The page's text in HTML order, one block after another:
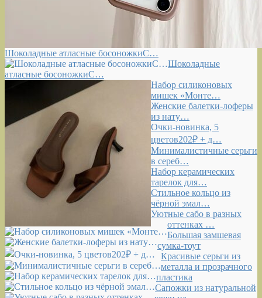
Шоколадные атласные босоножкиС…
Шоколадные
атласные босоножкиС…
Набор силиконовых
мишек «Монте…
Женские балетки-лоферы
из нату…
Очки-новинка, 5
цветов202₽ + д…
Минималистичные серьги
в сереб…
Набор керамических
тарелок для…
Стильное кольцо из
чёрной эмал…
Уютные сабо в разных
оттенках …
Большая замшевая
сумка-тоут
Красивые серьги из
металла и прозрачного
пластика
Сапожки из натуральной